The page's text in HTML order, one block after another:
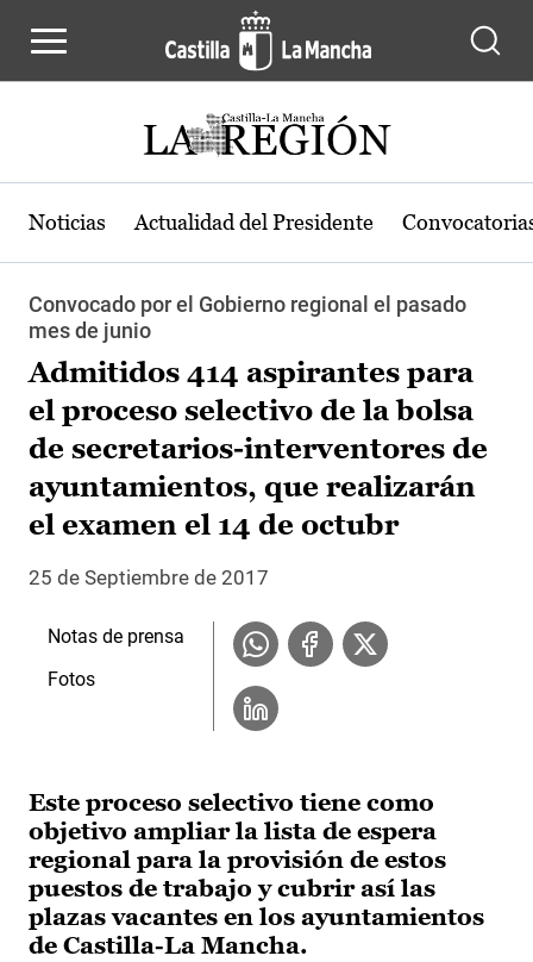
Noticias Actualidad del Presidente
Convocado por el Gobierno regional el pasado
mes de junio
Admitidos 414 aspirantes para
el proceso selectivo de la bolsa
de secretarios-interventores de
ayuntamientos, que realizarán
el examen el 14 de octubr
25 de Septiembre de 2017
Este proceso selectivo tiene como
objetivo ampliar la lista de espera
regional para la provisión de estos
puestos de trabajo y cubrir así las
plazas vacantes en los ayuntamientos
de Castilla-La Mancha.
Notas de prensa
Fotos